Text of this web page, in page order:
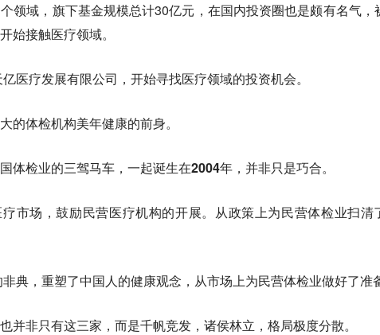
领域，旗下基金规模总计30亿元，在国内投资圈也是颇有名气，
始接触医疗领域。
医疗发展有限公司，开始寻找医疗领域的投资机会。
的体检机构美年健康的前身。
体检业的三驾马车，一起诞生在2004年，并非只是巧合。
市场，鼓励民营医疗机构的开展。从政策上为民营体检业扫清
典，重塑了中国人的健康观念，从市场上为民营体检业做好了准
并非只有这三家，而是千帆竞发，诸侯林立，格局极度分散。